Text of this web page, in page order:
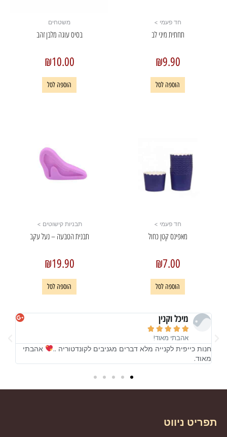
חד פעמי >
תחתית מיני לב
₪9.90
הוספה לסל
משטחים
בסיס עוגה מלבן זהב
₪10.00
הוספה לסל
חד פעמי >
מאפינס קטן כחול
₪7.00
הוספה לסל
תבניות קישוטים >
תבנית הטבעה – נעל עקב
₪19.90
הוספה לסל
מיכל וקנין





אהבתי מאוד!
חנות כייפית לקנייה מלא דברים מגניבים לקונדטוריה ..
אהבתי
מאוד.
תפריט ניווט